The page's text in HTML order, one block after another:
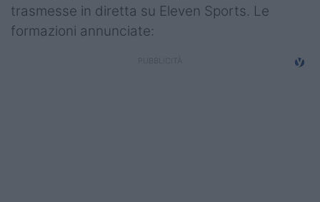
trasmesse in diretta su Eleven Sports. Le
formazioni annunciate: